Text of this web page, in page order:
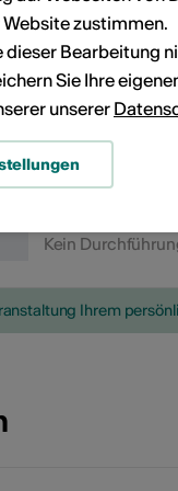
25 16
23
Kein
Ihrem
Website zustimmen.
dieser Bearbeitung
Sie Ihre
unserer